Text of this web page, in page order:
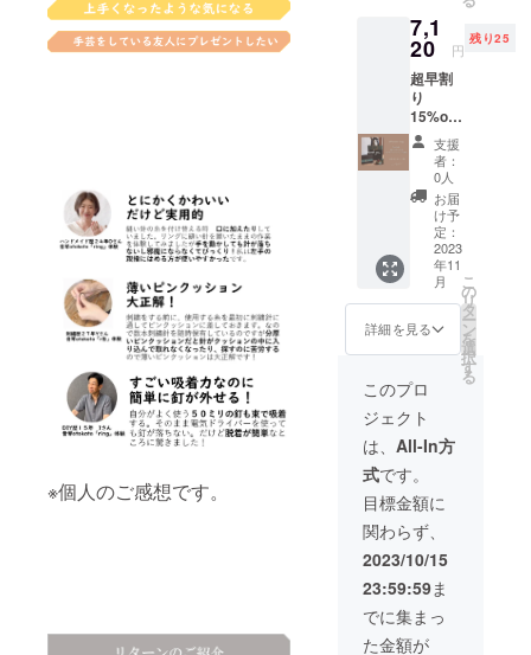
※個人のご感想です。
㎜
×D100
㎜
メッ
セージ
カード
H70㎜
×W102
ング
ケース
は付き
ません※
ラッピ
ング
のカ
ラーは
来ませ
ん。予
めご了
承くだ
本」を
お付け
するか
ご選択
下さい
「ring
」２個
組 （A
とBどち
らでも
OK！）
プレゼ
ント
ラッピ
ング
セット
付
通常価
格7302
円（税
込送料
込）
込送料
込） ピ
ンクッ
ション
は指輪
と同柄
になり
ます。
※定形外
郵便で
お届け
しま
す。 缶
サイ
ズ
7,1
20 円
残り25
超早割
り
15%off
２
セット
ラッピ
ング
バッグ&
メッ
セージ
カード
セット+
リング
ケース
の包み
紙付
き。
通常価
格8314
円(税込
送料
込)→71
20円 (税
込送料
込) ＊こ
ちらは
音琴
otokoto
「ring
」との
セット
支援
者：
0人
お届
け予
定：
2023
年11
月
詳細を見る
こ
の
リ
タ
ー
ン
を
選
択
す
る
このプロ
ジェクト
は、 All-In方
式です。
目標金額に
関わらず、
2023/10/15
23:59:59ま
でに集まっ
た金額が